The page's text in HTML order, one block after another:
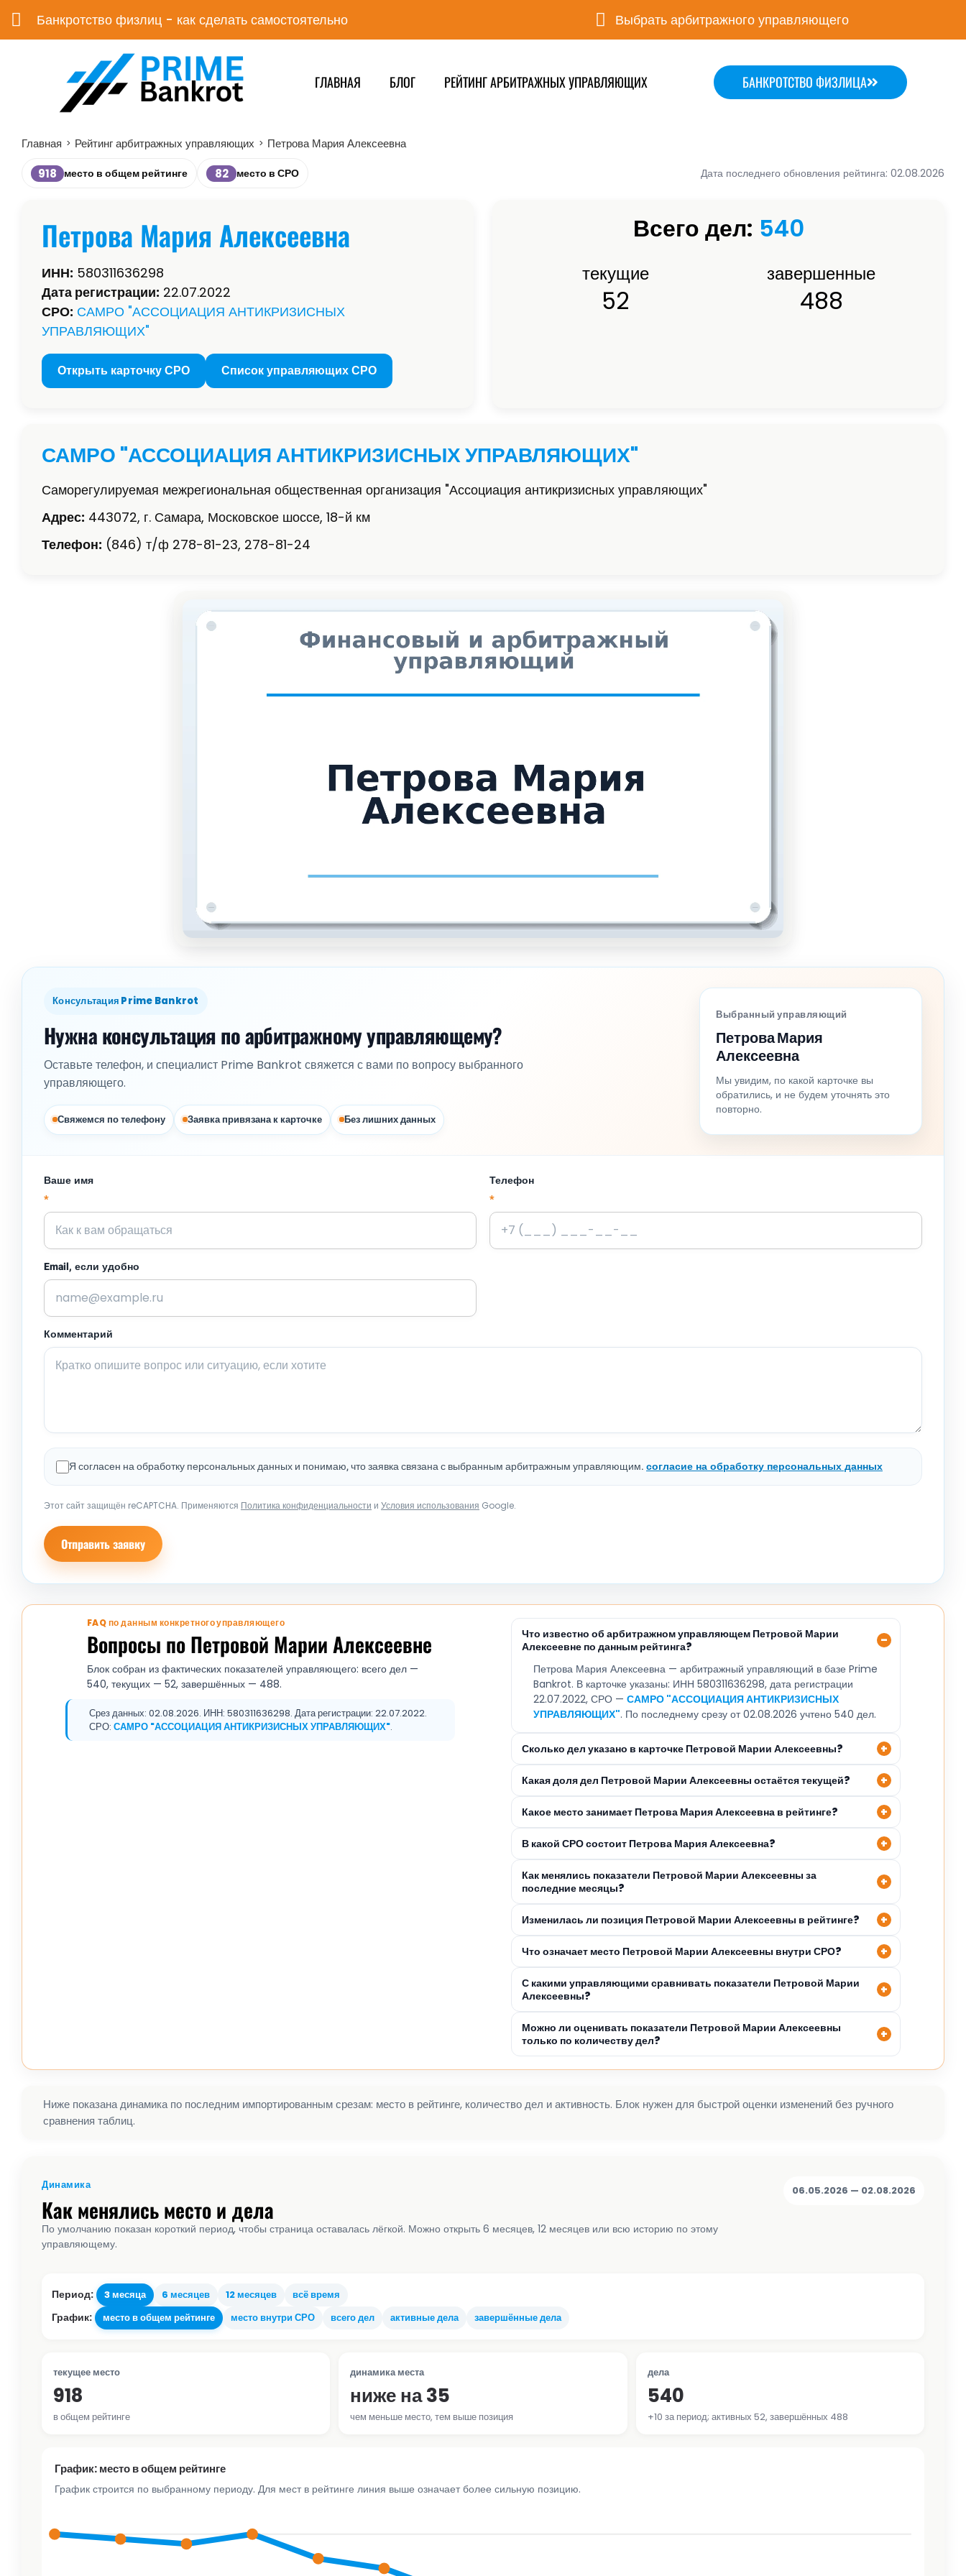
Банкротство физлиц - как сделать самостоятельно Выбрать арбитражного управляющего
ГЛАВНАЯ БЛОГ РЕЙТИНГ АРБИТРАЖНЫХ УПРАВЛЯЮЩИХ БАНКРОТСТВО ФИЗЛИЦА
Главная > Рейтинг арбитражных управляющих > Петрова Мария Алексеевна
918 место в общем рейтинге 82 место в СРО Дата последнего обновления рейтинга: 02.08.2026
Петрова Мария Алексеевна
ИНН: 580311636298
Дата регистрации: 22.07.2022
СРО: САМРО "АССОЦИАЦИЯ АНТИКРИЗИСНЫХ
УПРАВЛЯЮЩИХ"
Открыть карточку СРО Список управляющих СРО
Всего дел: 540
текущие
52
завершенные
488
САМРО "АССОЦИАЦИЯ АНТИКРИЗИСНЫХ УПРАВЛЯЮЩИХ"
Саморегулируемая межрегиональная общественная организация "Ассоциация антикризисных управляющих"
Адрес: 443072, г. Самара, Московское шоссе, 18-й км
Телефон: (846) т/ф 278-81-23, 278-81-24
Консультация Prime Bankrot
Нужна консультация по арбитражному управляющему?
Оставьте телефон, и специалист Prime Bankrot свяжется с вами по вопросу выбранного
управляющего.
Свяжемся по телефону Заявка привязана к карточке Без лишних данных
Выбранный управляющий
Петрова Мария
Алексеевна
Мы увидим, по какой карточке вы
обратились, и не будем уточнять это
повторно.
Ваше имя
*
Телефон
*
Email, если удобно
Комментарий
Я согласен на обработку персональных данных и понимаю, что заявка связана с выбранным арбитражным управляющим.согласие на обработку персональных данных
Этот сайт защищён reCAPTCHA. Применяются Политика конфиденциальности и Условия использования Google.
Отправить заявку
FAQ по данным конкретного управляющего
Вопросы по Петровой Марии Алексеевне
Блок собран из фактических показателей управляющего: всего дел —
540, текущих — 52, завершённых — 488.
Срез данных: 02.08.2026. ИНН: 580311636298. Дата регистрации: 22.07.2022.
СРО: САМРО "АССОЦИАЦИЯ АНТИКРИЗИСНЫХ УПРАВЛЯЮЩИХ".
Что известно об арбитражном управляющем Петровой Марии
Алексеевне по данным рейтинга?
Петрова Мария Алексеевна — арбитражный управляющий в базе Prime
Bankrot. В карточке указаны: ИНН 580311636298, дата регистрации
22.07.2022, СРО — САМРО "АССОЦИАЦИЯ АНТИКРИЗИСНЫХ
УПРАВЛЯЮЩИХ". По последнему срезу от 02.08.2026 учтено 540 дел.
Сколько дел указано в карточке Петровой Марии Алексеевны?
Какая доля дел Петровой Марии Алексеевны остаётся текущей?
Какое место занимает Петрова Мария Алексеевна в рейтинге?
В какой СРО состоит Петрова Мария Алексеевна?
Как менялись показатели Петровой Марии Алексеевны за
последние месяцы?
Изменилась ли позиция Петровой Марии Алексеевны в рейтинге?
Что означает место Петровой Марии Алексеевны внутри СРО?
С какими управляющими сравнивать показатели Петровой Марии
Алексеевны?
Можно ли оценивать показатели Петровой Марии Алексеевны
только по количеству дел?
Ниже показана динамика по последним импортированным срезам: место в рейтинге, количество дел и активность. Блок нужен для быстрой оценки изменений без ручного
сравнения таблиц.
Динамика
Как менялись место и дела
По умолчанию показан короткий период, чтобы страница оставалась лёгкой. Можно открыть 6 месяцев, 12 месяцев или всю историю по этому
управляющему.
06.05.2026 — 02.08.2026
Период: 3 месяца 6 месяцев 12 месяцев всё время
График: место в общем рейтинге место внутри СРО всего дел активные дела завершённые дела
текущее место
918
в общем рейтинге
динамика места
ниже на 35
чем меньше место, тем выше позиция
дела
540
+10 за период; активных 52, завершённых 488
График: место в общем рейтинге
График строится по выбранному периоду. Для мест в рейтинге линия выше означает более сильную позицию.